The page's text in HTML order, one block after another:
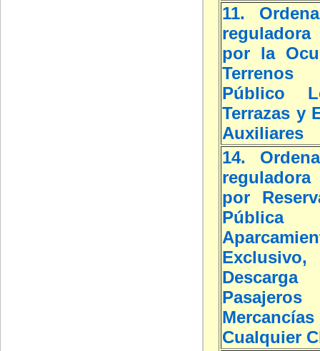
11.
por la
Público
Terrazas y
Auxiliares
14.
por
Cualquier